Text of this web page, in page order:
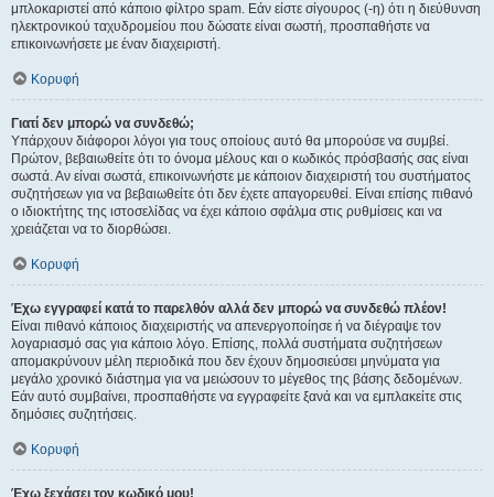
μπλοκαριστεί από κάποιο φίλτρο spam. Εάν είστε σίγουρος (-η) ότι η διεύθυνση
ηλεκτρονικού ταχυδρομείου που δώσατε είναι σωστή, προσπαθήστε να
επικοινωνήσετε με έναν διαχειριστή.
Κορυφή
Γιατί δεν μπορώ να συνδεθώ;
Υπάρχουν διάφοροι λόγοι για τους οποίους αυτό θα μπορούσε να συμβεί.
Πρώτον, βεβαιωθείτε ότι το όνομα μέλους και ο κωδικός πρόσβασής σας είναι
σωστά. Αν είναι σωστά, επικοινωνήστε με κάποιον διαχειριστή του συστήματος
συζητήσεων για να βεβαιωθείτε ότι δεν έχετε απαγορευθεί. Είναι επίσης πιθανό
ο ιδιοκτήτης της ιστοσελίδας να έχει κάποιο σφάλμα στις ρυθμίσεις και να
χρειάζεται να το διορθώσει.
Κορυφή
Έχω εγγραφεί κατά το παρελθόν αλλά δεν μπορώ να συνδεθώ πλέον!
Είναι πιθανό κάποιος διαχειριστής να απενεργοποίησε ή να διέγραψε τον
λογαριασμό σας για κάποιο λόγο. Επίσης, πολλά συστήματα συζητήσεων
απομακρύνουν μέλη περιοδικά που δεν έχουν δημοσιεύσει μηνύματα για
μεγάλο χρονικό διάστημα για να μειώσουν το μέγεθος της βάσης δεδομένων.
Εάν αυτό συμβαίνει, προσπαθήστε να εγγραφείτε ξανά και να εμπλακείτε στις
δημόσιες συζητήσεις.
Κορυφή
Έχω ξεχάσει τον κωδικό μου!